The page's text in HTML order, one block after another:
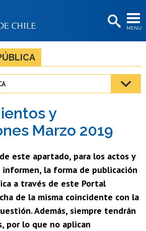
MENÚ
BIBLIOTECAS
LA UNIVERSIDAD
Estudiantes
Académicas/os
Funcionarias/os
Egresadas/os
y
Marzo 2019
este apartado, para los actos y
la forma de publicación
a través de este Portal
de la misma coincidente con la
Además, siempre tendrán
por lo que no aplican